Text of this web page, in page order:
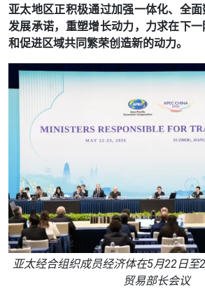
亚太地区正积极通过加强一体化、全
发展承诺，重塑增长动力，力求在下
和促进区域共同繁荣创造新的动力。
亚太经合组织成员经济体在5月22日至
贸易部长会议